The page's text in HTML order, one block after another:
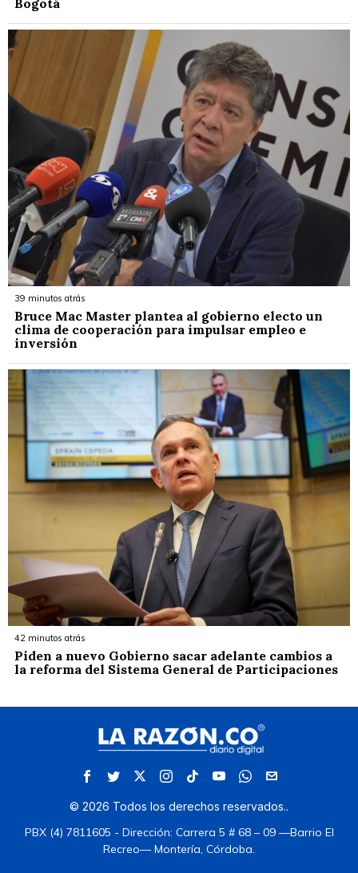
Bogotá
39 minutos atrás
Bruce Mac Master plantea al gobierno electo un
clima de cooperación para impulsar empleo e
inversión
42 minutos atrás
Piden a nuevo Gobierno sacar adelante cambios a
la reforma del Sistema General de Participaciones
© 2026 Todos los derechos reservados..
PBX (4) 7811605 - Dirección: Carrera 5 # 68 – 09 —Barrio El
Recreo— Montería, Córdoba.